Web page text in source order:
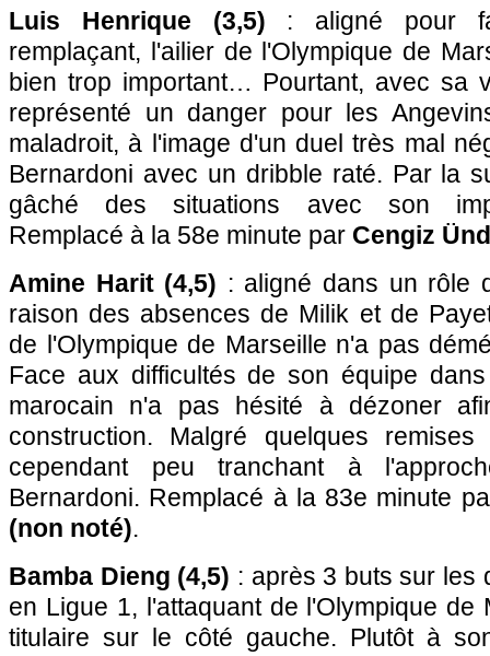
Luis Henrique (3,5) : aligné pour
remplaçant, l'ailier de l'Olympique de
bien trop important… Pourtant, avec sa
représenté un danger pour les
maladroit, à l'image d'un duel très mal
Bernardoni avec un dribble raté. Par la
gâché des situations avec son
Remplacé à la 58e minute par Cengiz
Amine Harit (4,5) : aligné dans un rôle
raison des absences de Milik et de
de l'Olympique de Marseille n'a pas
Face aux difficultés de son équipe
marocain n'a pas hésité à dézoner
construction. Malgré quelques
cependant peu tranchant à
Bernardoni. Remplacé à la 83e minute
(non noté).
Bamba Dieng (4,5) : après 3 buts sur les
en Ligue 1, l'attaquant de l'Olympique de
titulaire sur le côté gauche. Plutôt à